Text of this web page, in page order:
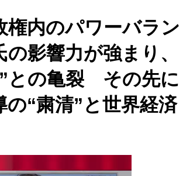
権内のパワーバラン
影響力が強まり、
との亀裂 その先に
“粛清”と世界経済